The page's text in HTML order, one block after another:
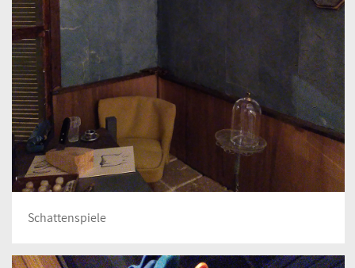
Schattenspiele